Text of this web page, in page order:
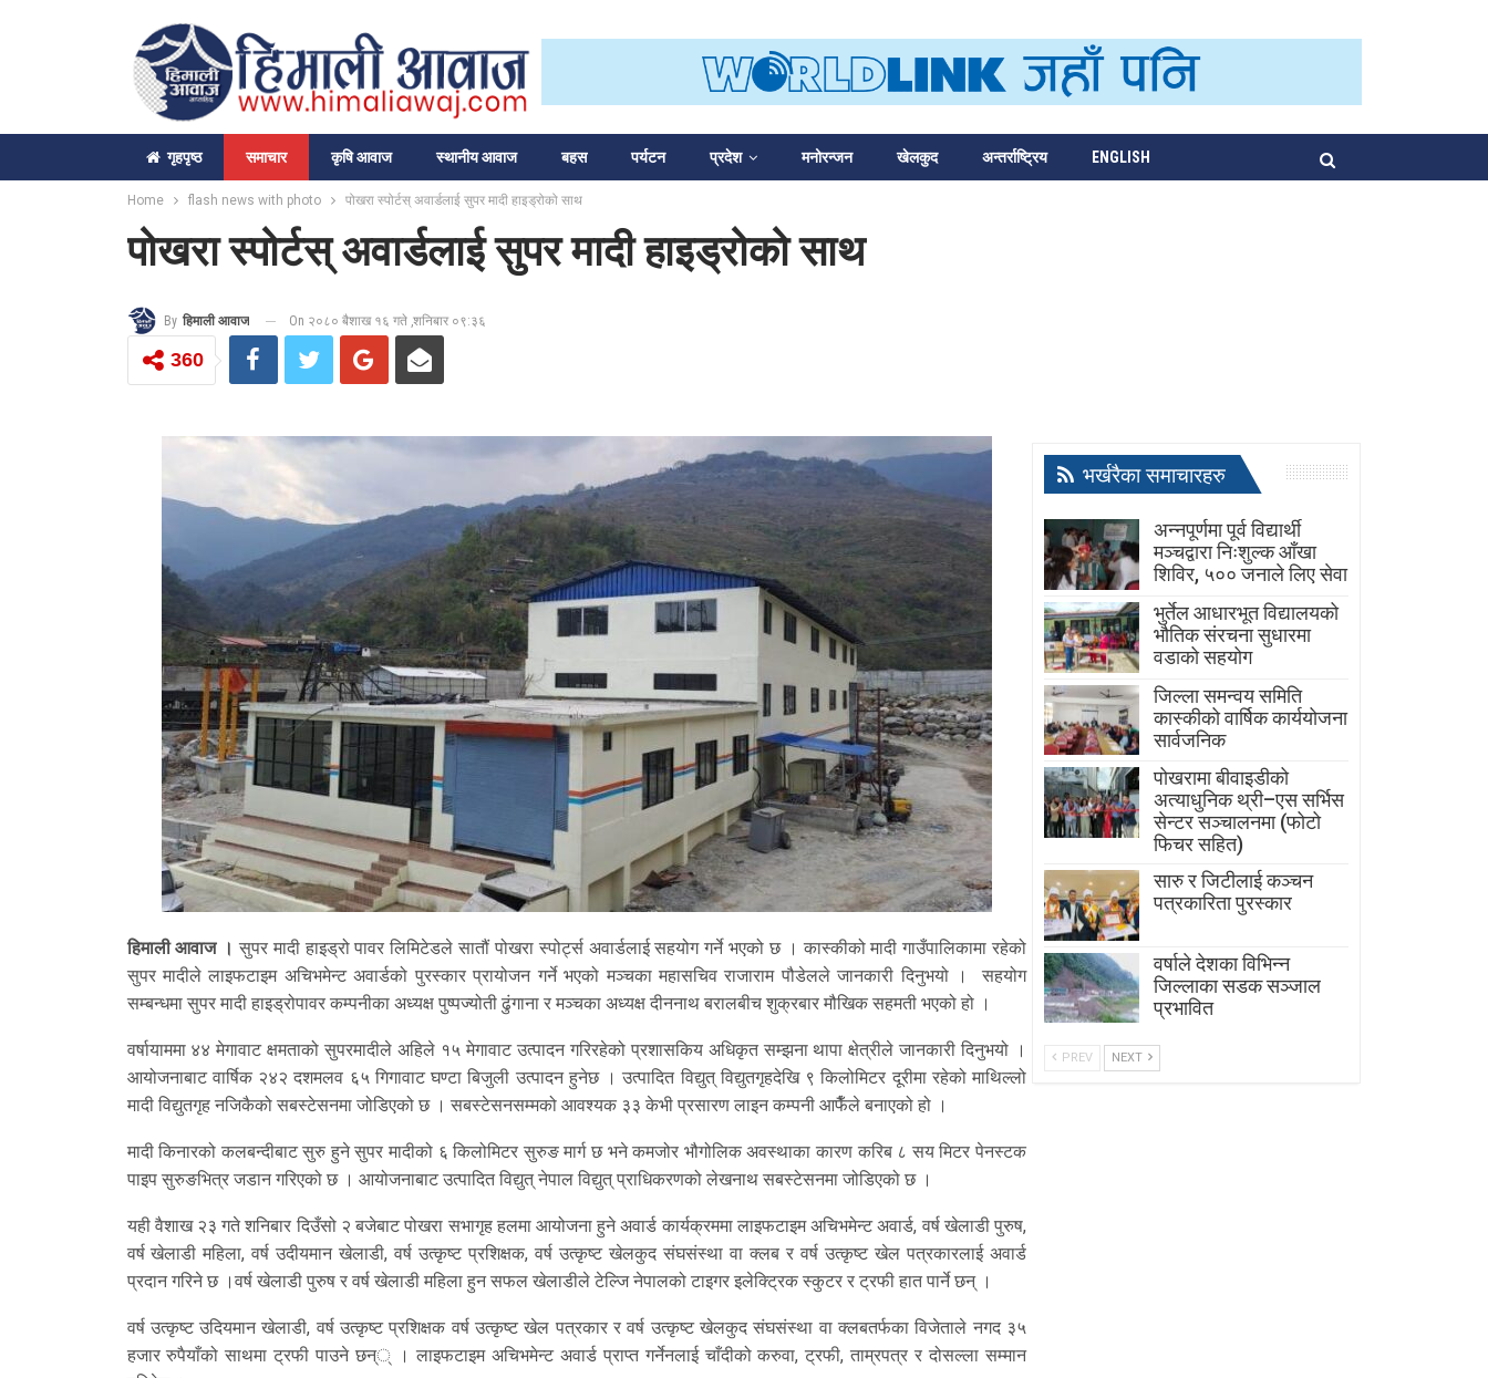
गृहपृष्‍ठ समाचार कृषि आवाज स्थानीय आवाज बहस पर्यटन प्रदेश मनोरन्जन खेलकुद अन्तर्राष्ट्रिय ENGLISH
Home flash news with photo पोखरा स्पोर्टस् अवार्डलाई सुपर मादी हाइड्रोको साथ
पोखरा स्पोर्टस् अवार्डलाई सुपर मादी हाइड्रोको साथ
By हिमाली आवाज On २०८० बैशाख १६ गते ,शनिबार ०९:३६
360
हिमाली आवाज । सुपर मादी हाइड्रो पावर लिमिटेडले सातौं पोखरा स्पोर्ट्स अवार्डलाई सहयोग गर्ने भएको छ । कास्कीको मादी गाउँपालिकामा रहेको
सुपर मादीले लाइफटाइम अचिभमेन्ट अवार्डको पुरस्कार प्रायोजन गर्ने भएको मञ्चका महासचिव राजाराम पौडेलले जानकारी दिनुभयो । सहयोग
सम्बन्धमा सुपर मादी हाइड्रोपावर कम्पनीका अध्यक्ष पुष्पज्योती ढुंगाना र मञ्चका अध्यक्ष दीननाथ बरालबीच शुक्रबार मौखिक सहमती भएको हो ।
वर्षायाममा ४४ मेगावाट क्षमताको सुपरमादीले अहिले १५ मेगावाट उत्पादन गरिरहेको प्रशासकिय अधिकृत सम्झना थापा क्षेत्रीले जानकारी दिनुभयो ।
आयोजनाबाट वार्षिक २४२ दशमलव ६५ गिगावाट घण्टा बिजुली उत्पादन हुनेछ । उत्पादित विद्युत् विद्युतगृहदेखि ९ किलोमिटर दूरीमा रहेको माथिल्लो
मादी विद्युतगृह नजिकैको सबस्टेसनमा जोडिएको छ । सबस्टेसनसम्मको आवश्यक ३३ केभी प्रसारण लाइन कम्पनी आफैँले बनाएको हो ।
मादी किनारको कलबन्दीबाट सुरु हुने सुपर मादीको ६ किलोमिटर सुरुङ मार्ग छ भने कमजोर भौगोलिक अवस्थाका कारण करिब ८ सय मिटर पेनस्टक
पाइप सुरुङभित्र जडान गरिएको छ । आयोजनाबाट उत्पादित विद्युत् नेपाल विद्युत् प्राधिकरणको लेखनाथ सबस्टेसनमा जोडिएको छ ।
यही वैशाख २३ गते शनिबार दिउँसो २ बजेबाट पोखरा सभागृह हलमा आयोजना हुने अवार्ड कार्यक्रममा लाइफटाइम अचिभमेन्ट अवार्ड, वर्ष खेलाडी पुरुष,
वर्ष खेलाडी महिला, वर्ष उदीयमान खेलाडी, वर्ष उत्कृष्ट प्रशिक्षक, वर्ष उत्कृष्ट खेलकुद संघसंस्था वा क्लब र वर्ष उत्कृष्ट खेल पत्रकारलाई अवार्ड
प्रदान गरिने छ ।वर्ष खेलाडी पुरुष र वर्ष खेलाडी महिला हुन सफल खेलाडीले टेल्जि नेपालको टाइगर इलेक्ट्रिक स्कुटर र ट्रफी हात पार्ने छन् ।
वर्ष उत्कृष्ट उदियमान खेलाडी, वर्ष उत्कृष्ट प्रशिक्षक वर्ष उत्कृष्ट खेल पत्रकार र वर्ष उत्कृष्ट खेलकुद संघसंस्था वा क्लबतर्फका विजेताले नगद ३५
हजार रुपैयाँको साथमा ट्रफी पाउने छन्् । लाइफटाइम अचिभमेन्ट अवार्ड प्राप्त गर्नेनलाई चाँदीको करुवा, ट्रफी, ताम्रपत्र र दोसल्ला सम्मान
भर्खरैका समाचारहरु
अन्नपूर्णमा पूर्व विद्यार्थी
मञ्चद्वारा निःशुल्क आँखा
शिविर, ५०० जनाले लिए सेवा
भुर्तेल आधारभूत विद्यालयको
भौतिक संरचना सुधारमा
वडाको सहयोग
जिल्ला समन्वय समिति
कास्कीको वार्षिक कार्ययोजना
सार्वजनिक
पोखरामा बीवाइडीको
अत्याधुनिक थ्री–एस सर्भिस
सेन्टर सञ्चालनमा (फोटो
फिचर सहित)
सारु र जिटीलाई कञ्चन
पत्रकारिता पुरस्कार
वर्षाले देशका विभिन्न
जिल्लाका सडक सञ्जाल
प्रभावित
PREV NEXT